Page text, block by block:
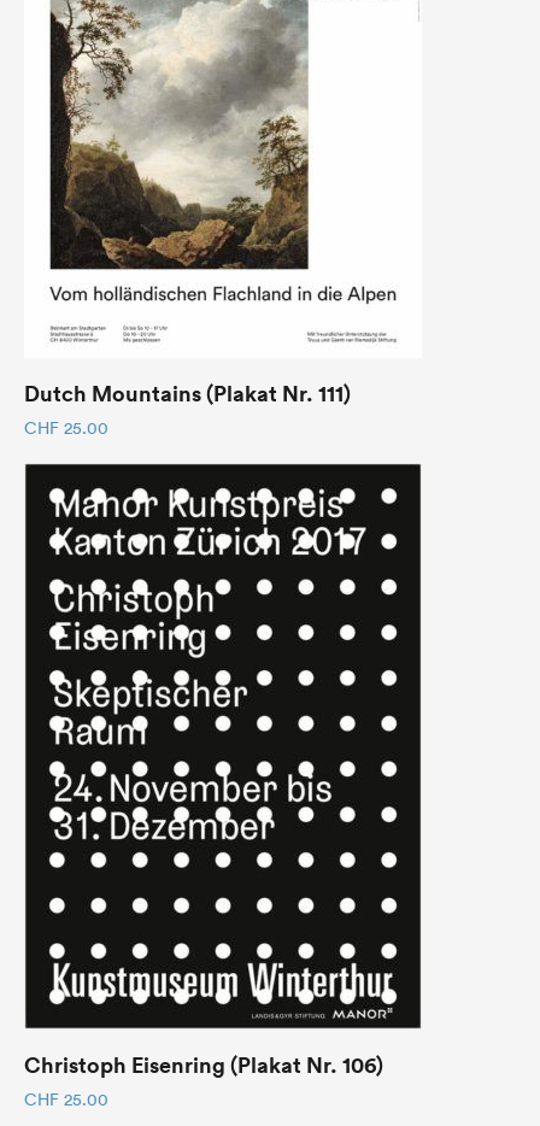
Dutch Mountains (Plakat Nr. 111)
CHF 25.00
Christoph Eisenring (Plakat Nr. 106)
CHF 25.00